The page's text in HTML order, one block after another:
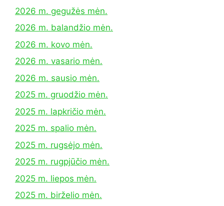
2026 m. gegužės mėn.
2026 m. balandžio mėn.
2026 m. kovo mėn.
2026 m. vasario mėn.
2026 m. sausio mėn.
2025 m. gruodžio mėn.
2025 m. lapkričio mėn.
2025 m. spalio mėn.
2025 m. rugsėjo mėn.
2025 m. rugpjūčio mėn.
2025 m. liepos mėn.
2025 m. birželio mėn.